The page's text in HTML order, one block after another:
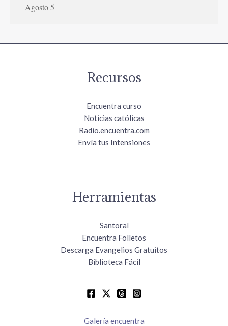
Agosto 5
Recursos
Encuentra curso
Noticias católicas
Radio.encuentra.com
Envía tus Intensiones
Herramientas
Santoral
Encuentra Folletos
Descarga Evangelios Gratuitos
Biblioteca Fácil
Galería encuentra